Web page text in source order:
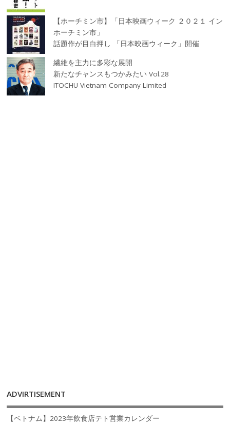
【ホーチミン市】「日本映画ウィーク ２０２１ イン
ホーチミン市」
話題作が目白押し 「日本映画ウィーク」開催
繊維を主力に多彩な展開
新たなチャンスもつかみたい Vol.28
ITOCHU Vietnam Company Limited
ADVIRTISEMENT
【ベトナム】2023年飲食店テト営業カレンダー